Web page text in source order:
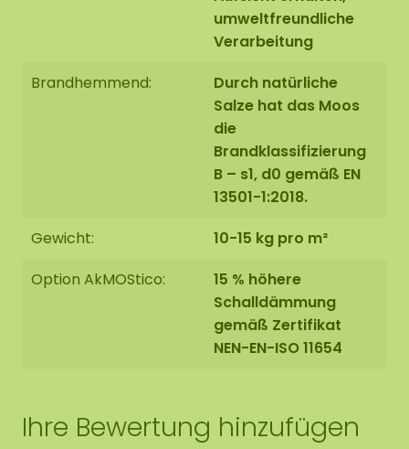
umweltfreundliche
Verarbeitung
Brandhemmend:
Durch natürliche
Salze hat das Moos
die
Brandklassifizierung
B – s1, d0 gemäß EN
13501-1:2018.
Gewicht:
10-15 kg pro m²
Option AkMOStico:
15 % höhere
Schalldämmung
gemäß Zertifikat
NEN-EN-ISO 11654
Ihre Bewertung hinzufügen